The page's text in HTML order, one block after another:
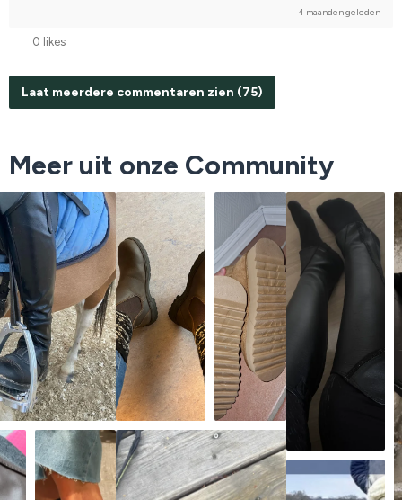
4 maanden geleden
0 likes
Laat meerdere commentaren zien (75)
Meer uit onze Community